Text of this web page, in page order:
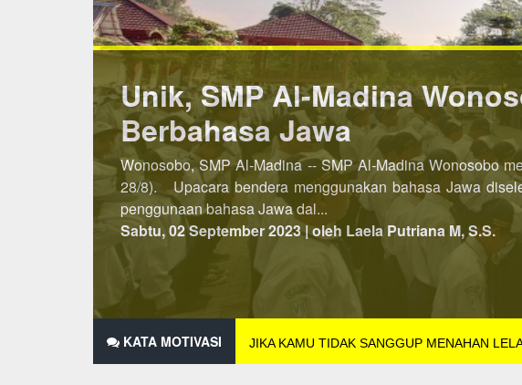
Lebih Awal, PSB SMP AL-
Penerimaan Siswa/Santri Baru (PSB) SMP Al-Madina
dibuka pada semester kedua, maka untuk PSB Tahun
2021 hingga 25 Des...
Minggu, 07 November 2021 | oleh Laela Putriana M, S.S.
KATA MOTIVASI JIKA KAMU TIDAK SANGGUP MENAHAN